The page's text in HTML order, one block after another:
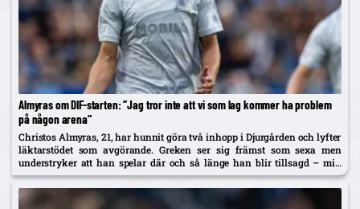
Almyras om DIF-starten: ”Jag tror inte att vi som lag kommer ha problem
på någon arena”
Christos Almyras, 21, har hunnit göra två inhopp i Djurgården och lyfter
läktarstödet som avgörande. Greken ser sig främst som sexa men
understryker att han spelar där och så länge han blir tillsagd – mitt
under Siltanen-oron.